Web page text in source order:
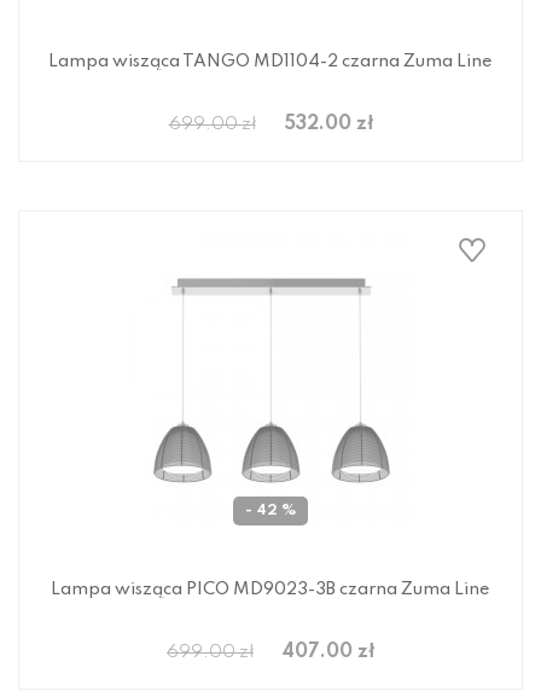
Lampa wisząca TANGO MD1104-2 czarna Zuma Line
699.00 zł 532.00 zł
- 42 %
Lampa wisząca PICO MD9023-3B czarna Zuma Line
699.00 zł 407.00 zł